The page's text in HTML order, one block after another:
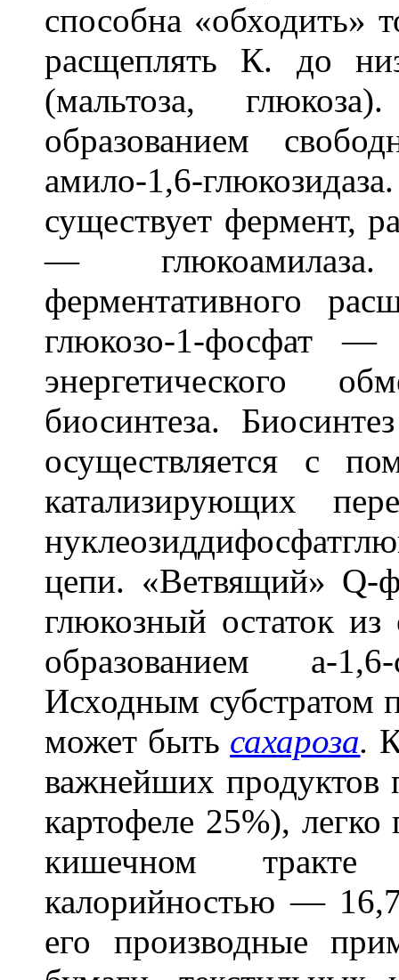
способна «обходить»
расщеплять К. до
(мальтоза,
образованием
амило-1,6-
существует фермент,
—
ферментативного
глюкозо-1-фосфат —
энергетического
биосинтеза.
осуществляется с
катализирующих
цепи. «Ветвящий» Q-
глюкозный остаток
образованием a-
Исходным субстратом
может быть сахароза.
важнейших
картофеле 25%), легко
кишечном
калорийностью —
его производные